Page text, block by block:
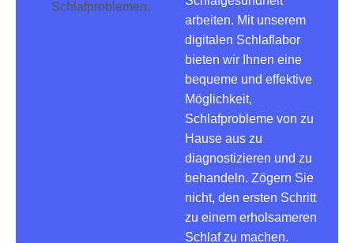
arbeiten. Mit unserem
digitalen Schlaflabor
bieten wir Ihnen eine
bequeme und effektive
Möglichkeit,
Schlafprobleme von zu
Hause aus zu
diagnostizieren und zu
behandeln. Zögern Sie
nicht, den ersten Schritt
zu einem erholsameren
Schlaf zu machen.